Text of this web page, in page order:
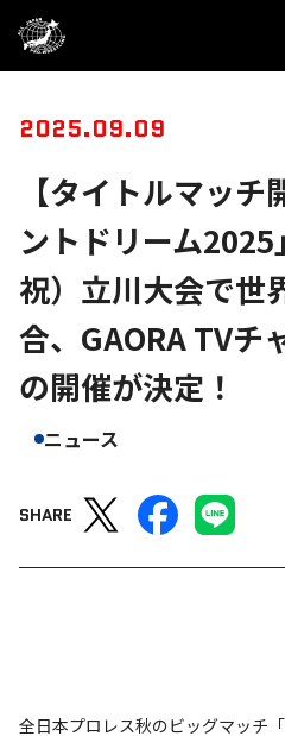
2025.09.09
【タイトルマッ
ントドリーム2025
祝）立川大会で世
合、GAORA TVチ
の開催が決定！
ニュース
SHARE
全日本プロレス秋のビッグマッチ